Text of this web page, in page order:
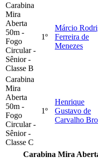
Carabina
Mira
Aberta
50m -
Fogo
Circular -
Sênior -
Classe B
1º
Márcio
Ferreira de
Menezes
Carabina
Mira
Aberta
50m -
Fogo
Circular -
Sênior -
Classe C
1º
Henrique
Gustavo de
Carvalho
Carabina Mira